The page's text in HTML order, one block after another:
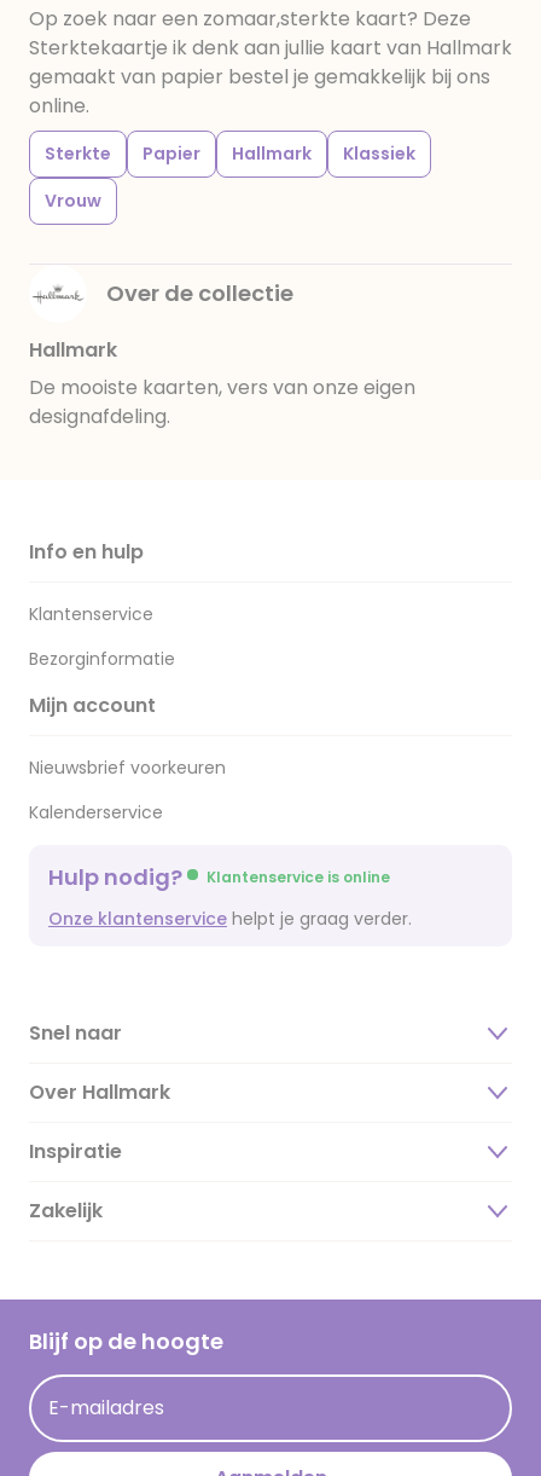
Op zoek naar een zomaar,sterkte kaart? Deze
Sterktekaartje ik denk aan jullie kaart van Hallmark
gemaakt van papier bestel je gemakkelijk bij ons
online.
Sterkte Papier Hallmark
Klassiek
Vrouw
Over de collectie
Hallmark
De mooiste kaarten, vers van onze eigen
designafdeling.
Info en hulp
Klantenservice
Bezorginformatie
Mijn account
Nieuwsbrief voorkeuren
Kalenderservice
Hulp nodig? Klantenservice is online
Onze klantenservice helpt je graag verder.
Snel naar
Over Hallmark
Over ons
Duurzaamheid
Hallmark Kaartclub
Acties
Persberichten
Hallmark en Kinderpostzegels
Inspiratie
Magazine
Cadeau inspiratie
Kaartinspiratie
Zakelijk
Blijf op de hoogte
E-mailadres